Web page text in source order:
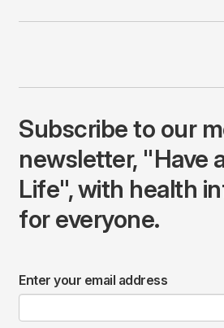
Subscribe to our
newsletter, "Have
Life", with health
for everyone.
Enter your email address